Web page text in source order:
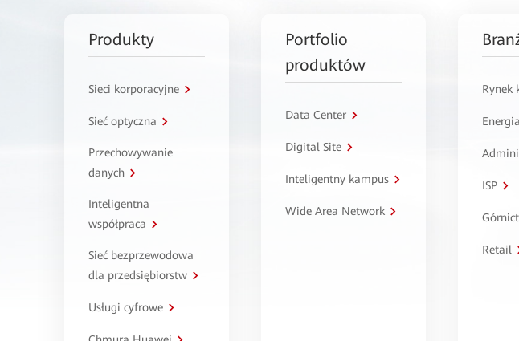
Produkty
Sieci korporacyjne
Sieć optyczna
Przechowywanie
danych
Inteligentna
współpraca
Sieć bezprzewodowa
dla przedsiębiorstw
Usługi cyfrowe
Portfolio
produktów
Data Center
Digital Site
Inteligentny kampus
Wide Area Network
Rynek
ISP
Retail